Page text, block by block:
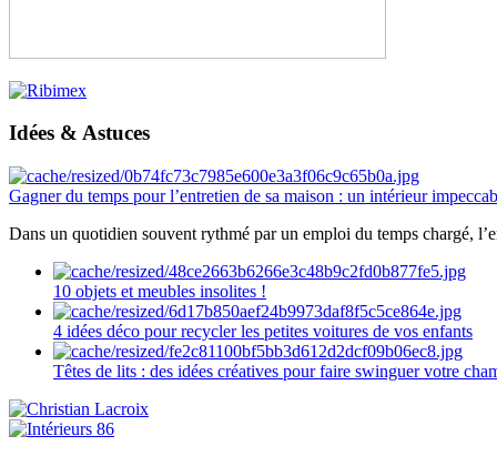
Idées & Astuces
Gagner du temps pour l’entretien de sa maison : un intérieur
Dans un quotidien souvent rythmé par un emploi du temps chargé,
10 objets et meubles insolites !
4 idées déco pour recycler les petites voitures de vos enfants
Têtes de lits : des idées créatives pour faire swinguer votre